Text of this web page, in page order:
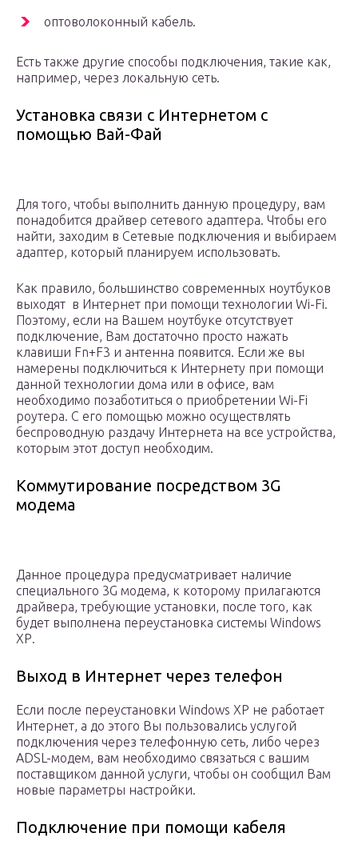
оптоволоконный кабель.
Есть также другие способы подключения, такие как,
например, через локальную сеть.
Установка связи с Интернетом с
помощью Вай-Фай
Для того, чтобы выполнить данную процедуру, вам
понадобится драйвер сетевого адаптера. Чтобы его
найти, заходим в Сетевые подключения и выбираем
адаптер, который планируем использовать.
Как правило, большинство современных ноутбуков
выходят в Интернет при помощи технологии Wi-Fi.
Поэтому, если на Вашем ноутбуке отсутствует
подключение, Вам достаточно просто нажать
клавиши Fn+F3 и антенна появится. Если же вы
намерены подключиться к Интернету при помощи
данной технологии дома или в офисе, вам
необходимо позаботиться о приобретении Wi-Fi
роутера. С его помощью можно осуществлять
беспроводную раздачу Интернета на все устройства,
которым этот доступ необходим.
Коммутирование посредством 3G
модема
Данное процедура предусматривает наличие
специального 3G модема, к которому прилагаются
драйвера, требующие установки, после того, как
будет выполнена переустановка системы Windows
ХР.
Выход в Интернет через телефон
Если после переустановки Windows ХР не работает
Интернет, а до этого Вы пользовались услугой
подключения через телефонную сеть, либо через
ADSL-модем, вам необходимо связаться с вашим
поставщиком данной услуги, чтобы он сообщил Вам
новые параметры настройки.
Подключение при помощи кабеля